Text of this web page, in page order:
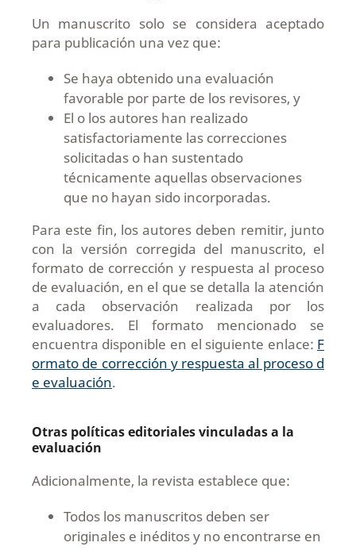
Un manuscrito solo se considera aceptado
para publicación una vez que:
Se haya obtenido una evaluación
favorable por parte de los revisores, y
El o los autores han realizado
satisfactoriamente las correcciones
solicitadas o han sustentado
técnicamente aquellas observaciones
que no hayan sido incorporadas.
Para este fin, los autores deben remitir, junto
con la versión corregida del manuscrito, el
formato de corrección y respuesta al proceso
de evaluación, en el que se detalla la atención
a cada observación realizada por los
evaluadores. El formato mencionado se
encuentra disponible en el siguiente enlace: F
ormato de corrección y respuesta al proceso d
e evaluación.
Otras políticas editoriales vinculadas a la
evaluación
Adicionalmente, la revista establece que:
Todos los manuscritos deben ser
originales e inéditos y no encontrarse en